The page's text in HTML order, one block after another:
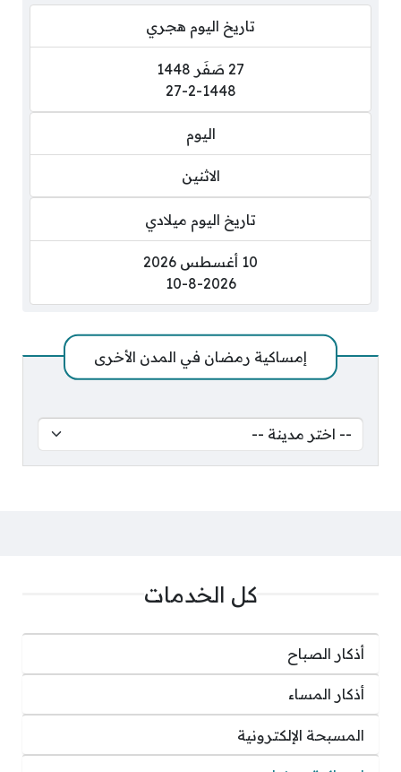
تاريخ اليوم هجري
27 صَفَر 1448
27-2-1448
اليوم
الاثنين
تاريخ اليوم ميلادي
10 أغسطس 2026
10-8-2026
إمساكية رمضان في المدن الأخرى
كل الخدمات
أذكار الصباح
أذكار المساء
المسبحة الإلكترونية